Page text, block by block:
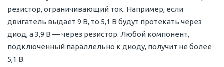
резистор, ограничивающий ток. Например, если
двигатель выдает 9 В, то 5,1 В будут протекать через
диод, а 3,9 В — через резистор. Любой компонент,
подключенный параллельно к диоду, получит не более
5,1 В.